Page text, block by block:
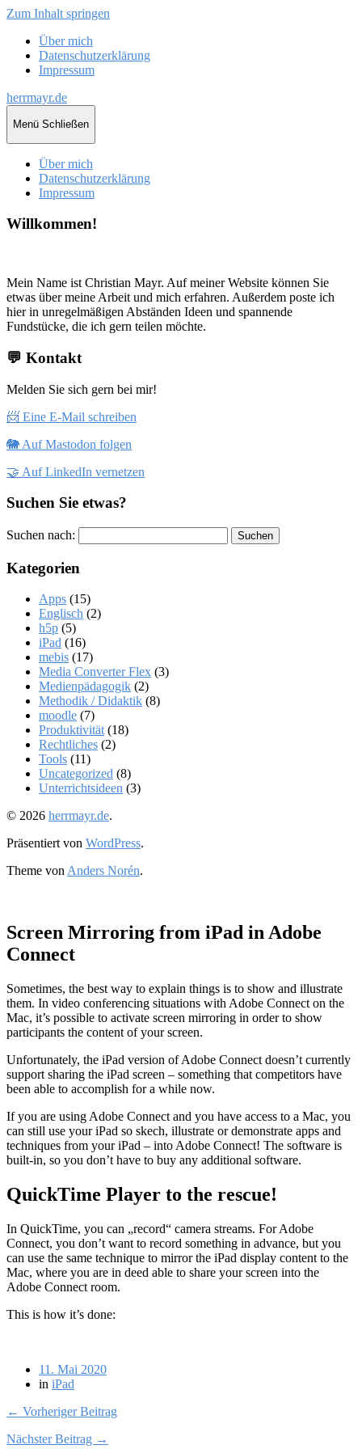
Zum Inhalt springen
Über mich
Datenschutzerklärung
Impressum
herrmayr.de
Menü Schließen
Über mich
Datenschutzerklärung
Impressum
Willkommen!
Mein Name ist Christian Mayr. Auf meiner Website können Sie
etwas über meine Arbeit und mich erfahren. Außerdem poste ich
hier in unregelmäßigen Abständen Ideen und spannende
Fundstücke, die ich gern teilen möchte.
💬 Kontakt
Melden Sie sich gern bei mir!
📨 Eine E-Mail schreiben
🐘 Auf Mastodon folgen
🤝 Auf LinkedIn vernetzen
Suchen Sie etwas?
Suchen nach:
Kategorien
Apps (15)
Englisch (2)
h5p (5)
iPad (16)
mebis (17)
Media Converter Flex (3)
Medienpädagogik (2)
Methodik / Didaktik (8)
moodle (7)
Produktivität(18)
Rechtliches (2)
Tools (11)
Uncategorized (8)
Unterrichtsideen (3)
© 2026 herrmayr.de.
Präsentiert von WordPress.
Theme vonAnders Norén.
Screen Mirroring from iPad in Adobe
Connect
Sometimes, the best way to explain things is to show and illustrate
them. In video conferencing situations with Adobe Connect on the
Mac, it’s possible to activate screen mirroring in order to show
participants the content of your screen.
Unfortunately, the iPad version of Adobe Connect doesn’t currently
support sharing the iPad screen – something that competitors have
been able to accomplish for a while now.
If you are using Adobe Connect and you have access to a Mac, you
can still use your iPad so skech, illustrate or demonstrate apps and
techniques from your iPad – into Adobe Connect! The software is
built-in, so you don’t have to buy any additional software.
QuickTime Player to the rescue!
In QuickTime, you can „record“ camera streams. For Adobe
Connect, you don’t want to record something in advance, but you
can use the same technique to mirror the iPad display content to the
Mac, where you are in deed able to share your screen into the
Adobe Connect room.
This is how it’s done:
11. Mai 2020
in iPad
← Vorheriger Beitrag
Nächster Beitrag →